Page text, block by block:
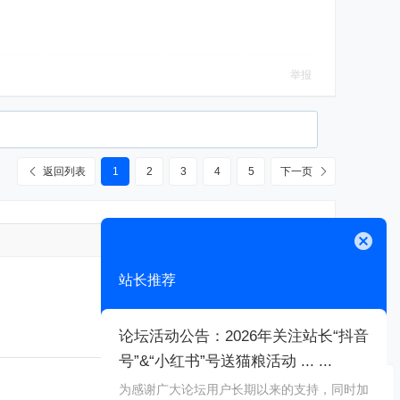
举报
1 2 3 4 5 下一页
返回列表
站长推荐
论坛活动公告：2026年关注站长“抖音
号”&“小红书”号送猫粮活动 ... ...
为感谢广大论坛用户长期以来的支持，同时加